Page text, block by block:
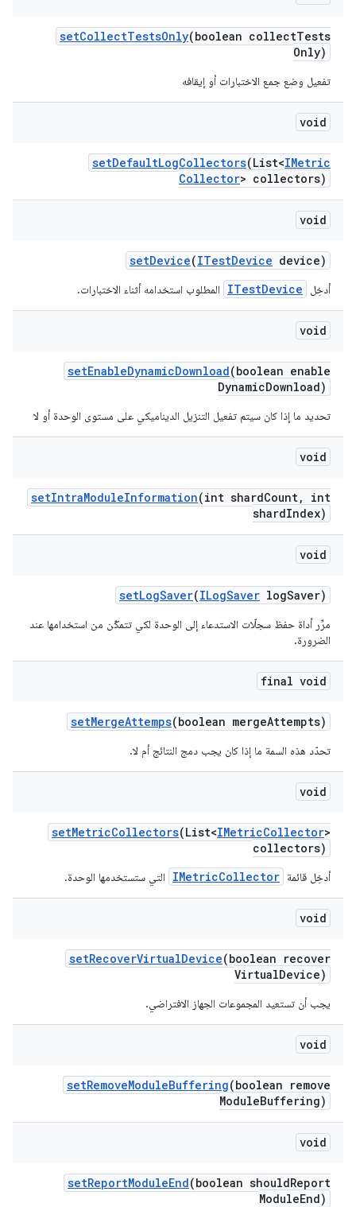
setCollectTestsOnly(boolean collectTests
Only)
تفعيل وضع جمع الاختبارات أو إيقافه
void
setDefaultLogCollectors(List<IMetric
Collector> collectors)
void
setDevice(ITestDevice device)
أدخِل ITestDevice المطلوب استخدامه أثناء الاختبارات.
void
setEnableDynamicDownload(boolean enable
DynamicDownload)
تحديد ما إذا كان سيتم تفعيل التنزيل الديناميكي على مستوى الوحدة أو لا
void
setIntraModuleInformation(int shardCount,
int
shardIndex)
void
setLogSaver(ILogSaver logSaver)
مرِّر أداة حفظ سجلّات الاستدعاء إلى الوحدة لكي تتمكّن من استخدامها عند
الضرورة.
final void
setMergeAttemps(boolean mergeAttempts)
تحدّد هذه السمة ما إذا كان يجب دمج النتائج أم لا.
void
setMetricCollectors(List<IMetricCollector>
collectors)
أدخِل قائمة IMetricCollector التي ستستخدمها الوحدة.
void
setRecoverVirtualDevice(boolean recover
VirtualDevice)
يجب أن تستعيد المجموعات الجهاز الافتراضي.
void
setRemoveModuleBuffering(boolean remove
ModuleBuffering)
void
setReportModuleEnd(boolean shouldReport
ModuleEnd)